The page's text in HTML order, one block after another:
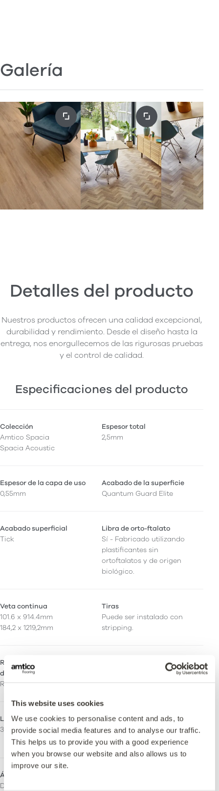
This website uses cookies
We use cookies to personalise content and ads, to
provide social media features and to analyse our traffic.
This helps us to provide you with a good experience
when you browse our website and also allows us to
improve our site.
Galería
Detalles del producto
Nuestros productos ofrecen una calidad excepcional,
durabilidad y rendimiento. Desde el diseño hasta la
entrega, nos enorgullecemos de las rigurosas pruebas
y el control de calidad.
Especificaciones del producto
Colección
Amtico Spacia
Spacia Acoustic
Espesor total
2,5mm
Espesor de la capa de uso
0,55mm
Acabado de la superficie
Quantum Guard Elite
Acabado superficial
Tick
Libra de orto-ftalato
Sí - Fabricado utilizando
plastificantes sin
ortoftalatos y de origen
biológico.
Veta continua
101.6 x 914.4mm
184,2 x 1219,2mm
Tiras
Puede ser instalado con
stripping.
Resistencia al
deslizamiento
R10
LRV - Valor Y
31
Emisiones
M1 Certificado
Indoor Air Comfort Gold
Áreas de uso
Doméstico